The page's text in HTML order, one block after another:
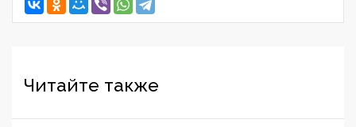
Читайте также